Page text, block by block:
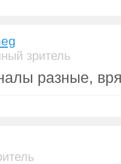
зритель
разные,